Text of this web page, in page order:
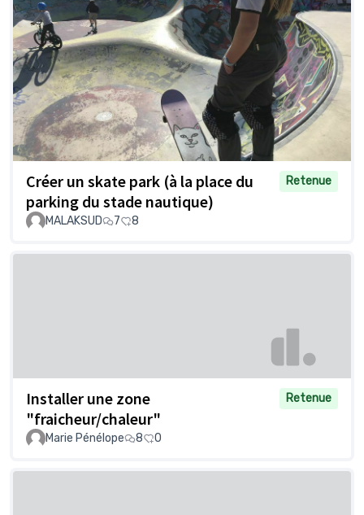
Créer un skate park (à la place du
parking du stade nautique)
Retenue
MALAKSUD 7 8
Installer une zone
"fraicheur/chaleur"
Retenue
Marie Pénélope 8 0